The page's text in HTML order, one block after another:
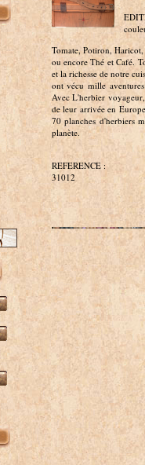
Tomate, Potiron,
ou encore Thé et Café.
et la richesse de notre
ont vécu mille
Avec L'herbier
de leur arrivée en
70 planches d'herbiers
planète.
REFERENCE :
31012